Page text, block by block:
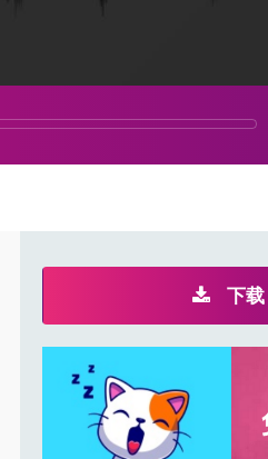
下载